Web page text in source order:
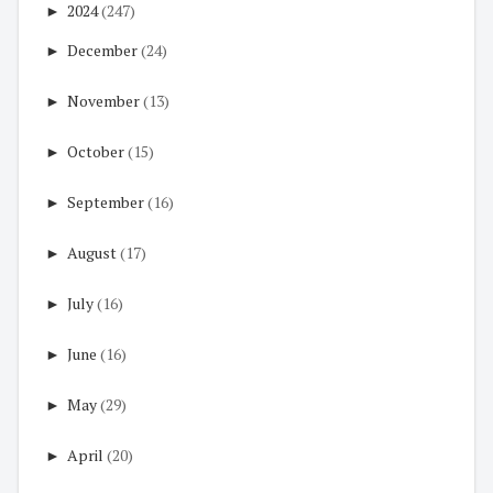
► 2024(247)
► December(24)
► November(13)
► October(15)
► September(16)
► August(17)
► July(16)
► June (16)
► May(29)
► April (20)